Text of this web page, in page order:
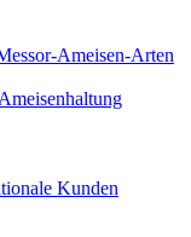
Ameisen-Arten
Kunden